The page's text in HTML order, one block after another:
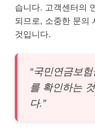
습니다. 고객센터의
되므로, 소중한 문의
것입니다.
“국민연금보
를 확인하는
다.”